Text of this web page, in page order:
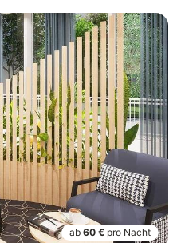
ab 60 € pro Nacht